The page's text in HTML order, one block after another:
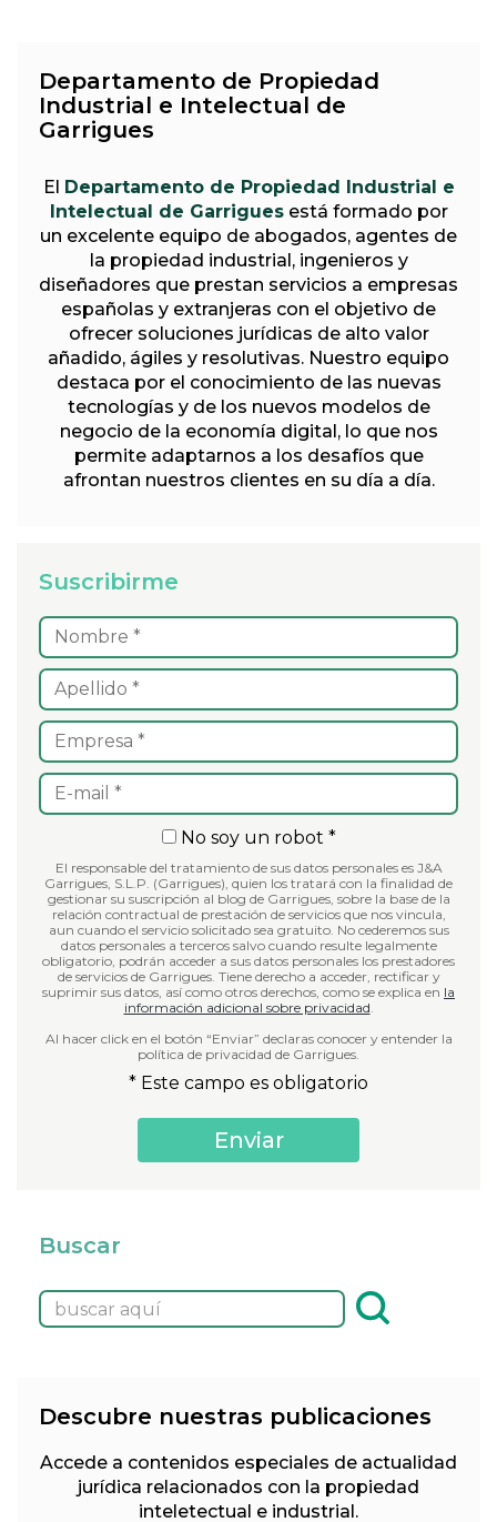
Departamento de Propiedad
Industrial e Intelectual de
Garrigues
El
Departamento de Propiedad Industrial e
Intelectual de Garriguesestá formado por
un excelente equipo de abogados, agentes de
la propiedad industrial, ingenieros y
diseñadores que prestan servicios a empresas
españolas y extranjeras con el objetivo de
ofrecer soluciones jurídicas de alto valor
añadido, ágiles y resolutivas. Nuestro equipo
destaca por el conocimiento de las nuevas
tecnologías y de los nuevos modelos de
negocio de la economía digital, lo que nos
permite adaptarnos a los desafíos que
afrontan nuestros clientes en su día a día.
Suscribirme
No soy un robot *
El responsable del tratamiento de sus datos personales es J&A
Garrigues, S.L.P. (Garrigues), quien los tratará con la finalidad de
gestionar su suscripción al blog de Garrigues, sobre la base de la
relación contractual de prestación de servicios que nos vincula,
aun cuando el servicio solicitado sea gratuito. No cederemos sus
datos personales a terceros salvo cuando resulte legalmente
obligatorio, podrán acceder a sus datos personales los prestadores
de servicios de Garrigues. Tiene derecho a acceder, rectificar y
suprimir sus datos, así como otros derechos, como se explica en la
información adicional sobre privacidad.
Al hacer click en el botón “Enviar” declaras conocer y entender la
política de privacidad de Garrigues.
* Este campo es obligatorio
Buscar
Descubre nuestras publicaciones
Accede a contenidos especiales de actualidad
jurídica relacionados con la propiedad
inteletectual e industrial.